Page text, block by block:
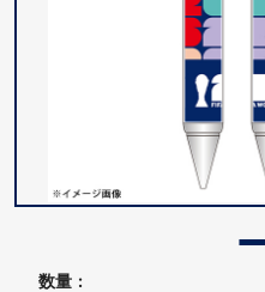
数量 :